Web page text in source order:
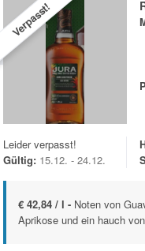
Verpasst!
Leider verpasst!
Gültig: 15.12. - 24.12.
€ 42,84 / l - Noten von
Aprikose und ein hauch